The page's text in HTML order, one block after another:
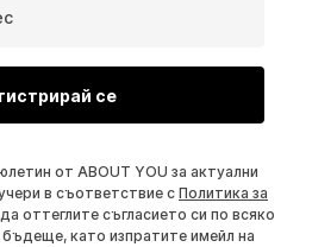
се
от ABOUT YOU за актуални
в съответствие с Политика за
оттеглите съгласието си по всяко
като изпратите имейл на